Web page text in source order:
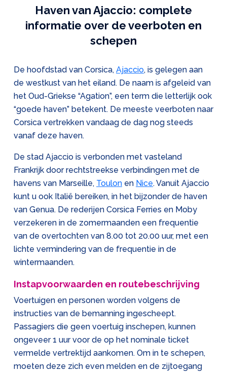
Haven van Ajaccio: complete
informatie over de veerboten en
schepen
De hoofdstad van Corsica, Ajaccio, is gelegen aan
de westkust van het eiland. De naam is afgeleid van
het Oud-Griekse “Agation”, een term die letterlijk ook
“goede haven” betekent. De meeste veerboten naar
Corsica vertrekken vandaag de dag nog steeds
vanaf deze haven.
De stad Ajaccio is verbonden met vasteland
Frankrijk door rechtstreekse verbindingen met de
havens van Marseille, Toulon en Nice. Vanuit Ajaccio
kunt u ook Italië bereiken, in het bijzonder de haven
van Genua. De rederijen Corsica Ferries en Moby
verzekeren in de zomermaanden een frequentie
van de overtochten van 8.00 tot 20.00 uur, met een
lichte vermindering van de frequentie in de
wintermaanden.
Instapvoorwaarden en routebeschrijving
Voertuigen en personen worden volgens de
instructies van de bemanning ingescheept.
Passagiers die geen voertuig inschepen, kunnen
ongeveer 1 uur voor de op het nominale ticket
vermelde vertrektijd aankomen. Om in te schepen,
moeten deze zich even melden en de zijtoegang